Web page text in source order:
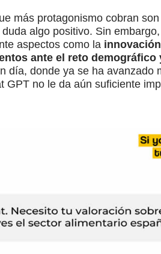
más protagonismo cobran
algo positivo. Sin embargo,
aspectos como la
ante el reto demográfico
día, donde ya se ha avanzado
GPT no le da aún suficiente